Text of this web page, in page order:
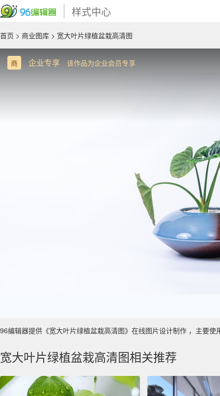
样式中心
首页 > 商业图库 > 宽大叶片绿植盆栽高清图
商 企业专享 该作品为企业会员专享
96编辑器提供《宽大叶片绿植盆栽高清图》在线图片设计制作 ，主要
宽大叶片绿植盆栽高清图相关推荐